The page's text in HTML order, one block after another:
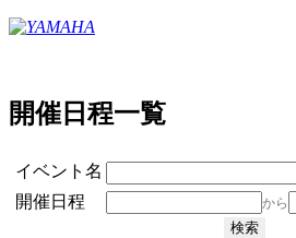
開催日程一覧
イベント名
開催日程
から